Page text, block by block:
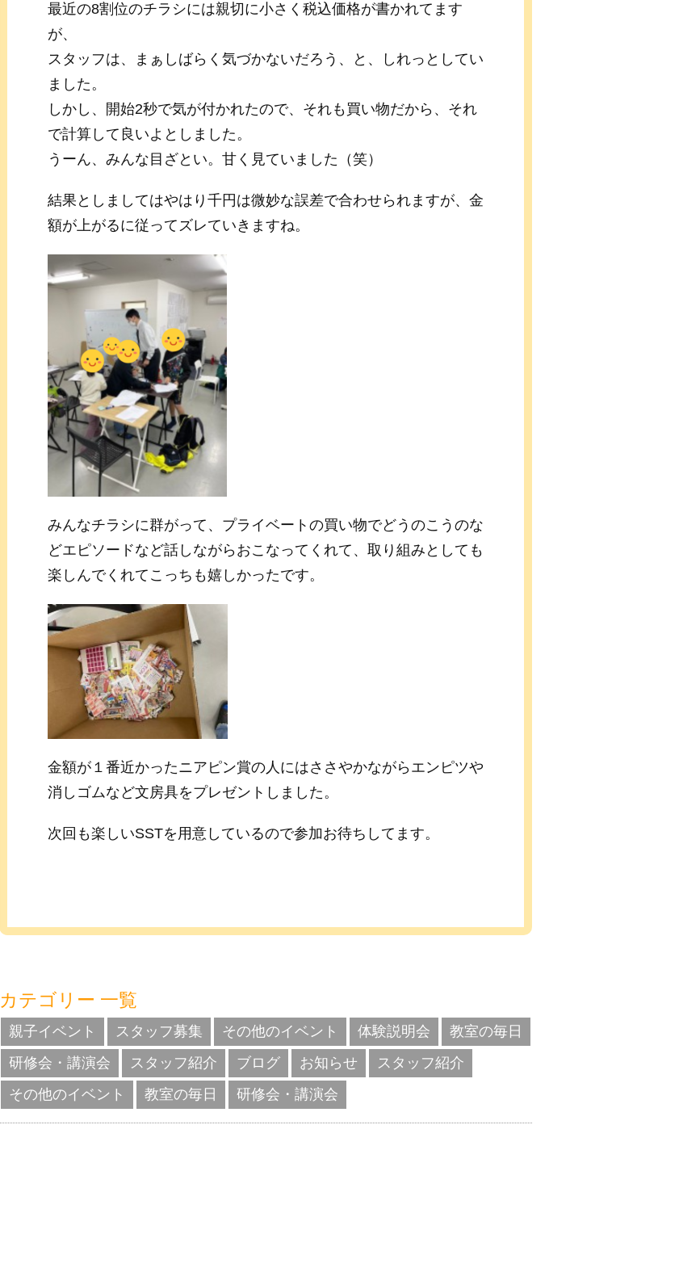
最近の8割位のチラシには親切に小さく税込価格が書かれてます
が、
スタッフは、まぁしばらく気づかないだろう、と、しれっとしてい
ました。
しかし、開始2秒で気が付かれたので、それも買い物だから、それ
で計算して良いよとしました。
うーん、みんな目ざとい。甘く見ていました（笑）
結果としましてはやはり千円は微妙な誤差で合わせられますが、金
額が上がるに従ってズレていきますね。
みんなチラシに群がって、プライベートの買い物でどうのこうのな
どエピソードなど話しながらおこなってくれて、取り組みとしても
楽しんでくれてこっちも嬉しかったです。
金額が１番近かったニアピン賞の人にはささやかながらエンピツや
消しゴムなど文房具をプレゼントしました。
次回も楽しいSSTを用意しているので参加お待ちしてます。
カテゴリー 一覧
親子イベント スタッフ募集 その他のイベント 体験説明会
教室の毎日
研修会・講演会
スタッフ紹介 ブログ お知らせ
スタッフ紹介
その他のイベント
教室の毎日 研修会・講演会